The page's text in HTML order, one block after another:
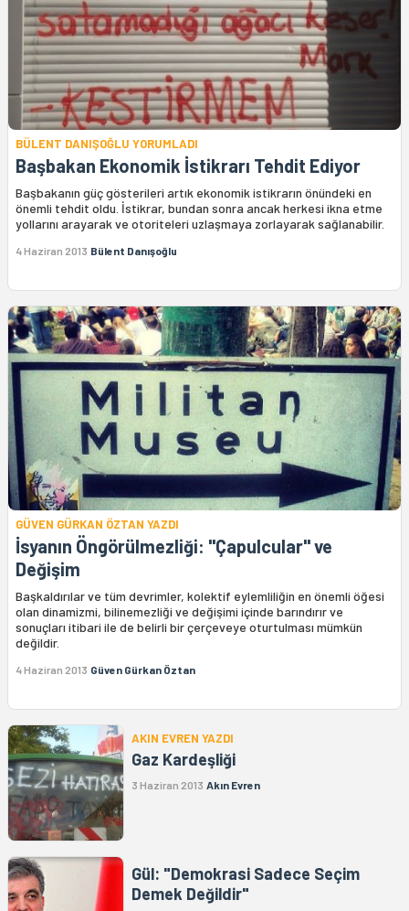
BÜLENT DANIŞOĞLU YORUMLADI
Başbakan Ekonomik İstikrarı Tehdit Ediyor
Başbakanın güç gösterileri artık ekonomik istikrarın önündeki en
önemli tehdit oldu. İstikrar, bundan sonra ancak herkesi ikna etme
yollarını arayarak ve otoriteleri uzlaşmaya zorlayarak sağlanabilir.
4 Haziran 2013 Bülent Danışoğlu
GÜVEN GÜRKAN ÖZTAN YAZDI
İsyanın Öngörülmezliği: "Çapulcular" ve
Değişim
Başkaldırılar ve tüm devrimler, kolektif eylemliliğin en önemli öğesi
olan dinamizmi, bilinemezliği ve değişimi içinde barındırır ve
sonuçları itibari ile de belirli bir çerçeveye oturtulması mümkün
değildir.
4 Haziran 2013 Güven Gürkan Öztan
AKIN EVREN YAZDI
Gaz Kardeşliği
3 Haziran 2013 Akın Evren
Gül: "Demokrasi Sadece Seçim
Demek Değildir"